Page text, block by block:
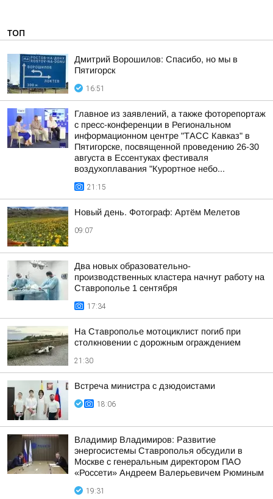
ТОП
Дмитрий Ворошилов: Спасибо, но мы в
Пятигорск
16:51
Главное из заявлений, а также фоторепортаж
с пресс-конференции в Региональном
информационном центре "ТАСС Кавказ" в
Пятигорске, посвященной проведению 26-30
августа в Ессентуках фестиваля
воздухоплавания "Курортное небо...
21:15
Новый день. Фотограф: Артём Мелетов
09:07
Два новых образовательно-
производственных кластера начнут работу на
Ставрополье 1 сентября
17:34
На Ставрополье мотоциклист погиб при
столкновении с дорожным ограждением
21:30
Встреча министра с дзюдоистами
18:06
Владимир Владимиров: Развитие
энергосистемы Ставрополья обсудили в
Москве с генеральным директором ПАО
«Россети» Андреем Валерьевичем Рюминым
19:31